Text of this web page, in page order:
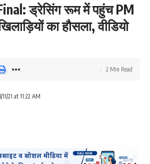
ड्रेसिंग रूम में पहुंच PM
का हौसला, वीडियो
21 at 11:22 AM
2 Min Read